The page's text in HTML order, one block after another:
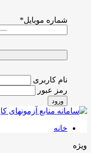
شماره موبایل*
نام کاربری
رمز عبور
ورود
خانه
ویژه